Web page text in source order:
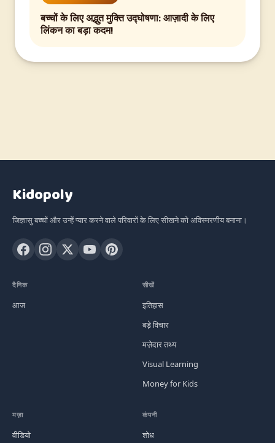
बच्चों के लिए अद्भुत मुक्ति उद्घोषणा: आज़ादी के लिए
लिंकन का बड़ा कदम!
Kidopoly
जिज्ञासु बच्चों और उन्हें प्यार करने वाले परिवारों के लिए सीखने को अविस्मरणीय बनाना।
दैनिक
आज
सीखें
इतिहास
बड़े विचार
मज़ेदार तथ्य
Visual Learning
Money for Kids
मज़ा
वीडियो
कंपनी
शोध